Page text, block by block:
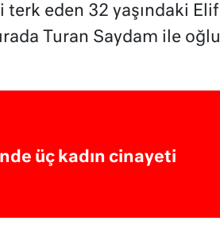
eden 32 yaşındaki Elif
Turan Saydam ile oğlu
üç kadın cinayeti